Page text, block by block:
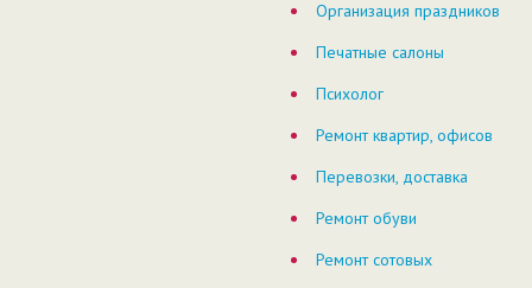
Организация праздников
Печатные салоны
Психолог
Ремонт квартир, офисов
Перевозки, доставка
Ремонт обуви
Ремонт сотовых